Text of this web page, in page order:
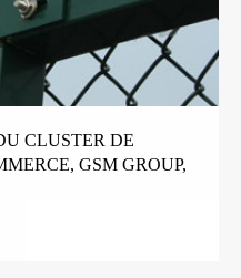
CLUSTER DE
GSM GROUP,